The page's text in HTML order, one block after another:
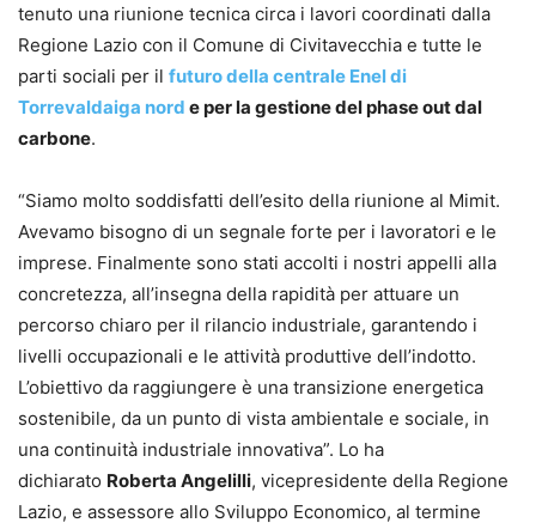
tenuto una riunione tecnica circa i lavori coordinati dalla
Regione Lazio con il Comune di Civitavecchia e tutte le
parti sociali per il futuro della centrale Enel di
Torrevaldaiga nord e per la gestione del phase out dal
carbone.
“Siamo molto soddisfatti dell’esito della riunione al Mimit.
Avevamo bisogno di un segnale forte per i lavoratori e le
imprese. Finalmente sono stati accolti i nostri appelli alla
concretezza, all’insegna della rapidità per attuare un
percorso chiaro per il rilancio industriale, garantendo i
livelli occupazionali e le attività produttive dell’indotto.
L’obiettivo da raggiungere è una transizione energetica
sostenibile, da un punto di vista ambientale e sociale, in
una continuità industriale innovativa”. Lo ha
dichiarato Roberta Angelilli, vicepresidente della Regione
Lazio, e assessore allo Sviluppo Economico, al termine